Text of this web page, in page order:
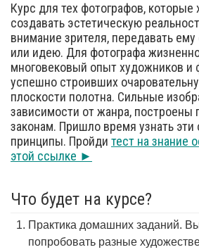
Курс для тех фотографов, которые
создавать эстетическую
внимание зрителя, передавать
или идею. Для фотографа
многовековый опыт художников и
успешно строивших
плоскости полотна. Сильные
зависимости от жанра, построены
законам. Пришло время узнать эти
принципы. Пройди тест на знание
этой ссылке ►
Что будет на курсе?
Практика домашних заданий.
попробовать разные